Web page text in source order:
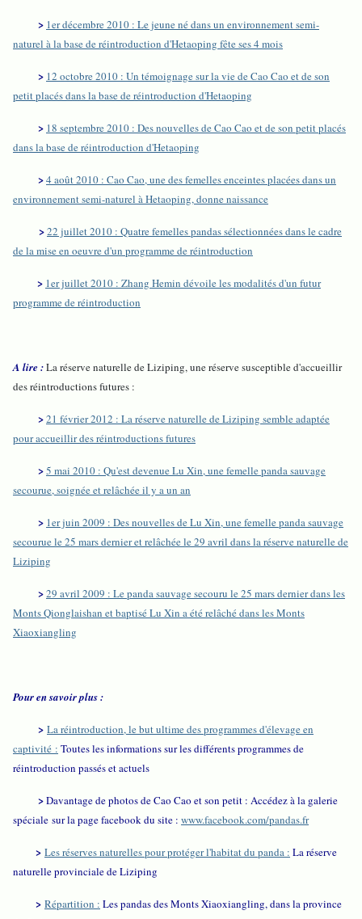
> 1er décembre 2010 : Le jeune né dans un environnement semi-
naturel à la base de réintroduction d'Hetaoping fête ses 4 mois
> 12 octobre 2010 : Un témoignage sur la vie de Cao Cao et de son
petit placés dans la base de réintroduction d'Hetaoping
> 18 septembre 2010 : Des nouvelles de Cao Cao et de son petit placés
dans la base de réintroduction d'Hetaoping
>4 août 2010 : Cao Cao, une des femelles enceintes placées dans un
environnement semi-naturel à Hetaoping, donne naissance
>22 juillet 2010 : Quatre femelles pandas sélectionnées dans le cadre
de la mise en oeuvre d'un programme de réintroduction
> 1er juillet 2010 : Zhang Hemin dévoile les modalités d'un futur
programme de réintroduction
A lire :La réserve naturelle de Liziping, une réserve susceptible d'accueillir
des réintroductions futures :
>21 février 2012 : La réserve naturelle de Liziping semble adaptée
pour accueillir des réintroductions futures
>5 mai 2010 : Qu'est devenue Lu Xin, une femelle panda sauvage
secourue, soignée et relâchée il y a un an
> 1er juin 2009 : Des nouvelles de Lu Xin, une femelle panda sauvage
secourue le 25 mars dernier et relâchée le 29 avril dans la réserve naturelle de
Liziping
>29 avril 2009 : Le panda sauvage secouru le 25 mars dernier dans les
Monts Qionglaishan et baptisé Lu Xin a été relâché dans les Monts
Xiaoxiangling
Pour en savoir plus :
> La réintroduction, le but ultime des programmes d'élevage en
captivité : Toutes les informations sur les différents programmes de
réintroduction passés et actuels
>Davantage de photos de Cao Cao et son petit : Accédez à la galerie
spéciale sur la page facebook du site : www.facebook.com/pandas.fr
> Les réserves naturelles pour protéger l'habitat du panda : La réserve
naturelle provinciale de Liziping
> Répartition : Les pandas des Monts Xiaoxiangling, dans la province